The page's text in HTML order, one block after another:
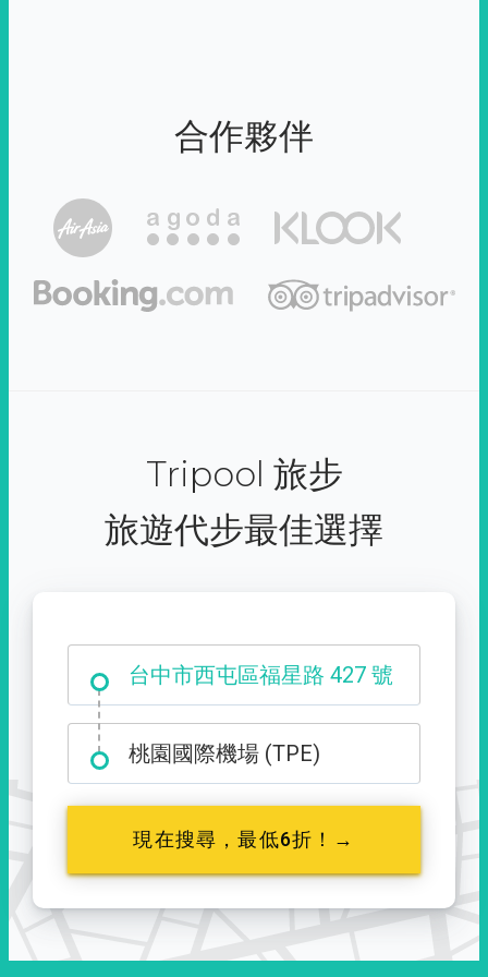
合作夥伴
Tripool 旅步
旅遊代步最佳選擇
台中市西屯區福星路 427 號
桃園國際機場 (TPE)
現在搜尋，最低6折！→